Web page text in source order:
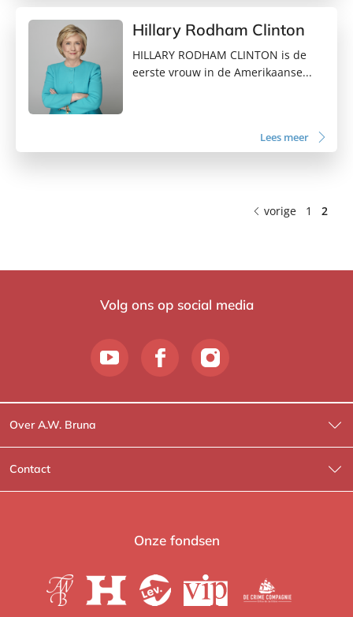
Hillary Rodham Clinton
HILLARY RODHAM CLINTON is de
eerste vrouw in de Amerikaanse...
Lees meer
vorige 1 2
Volg ons op social media
Over A.W. Bruna
Wat wij doen
Wie is Wie?
Heartbeat
Contact
Contactinformatie
Voor de boekhandels
Onze fondsen